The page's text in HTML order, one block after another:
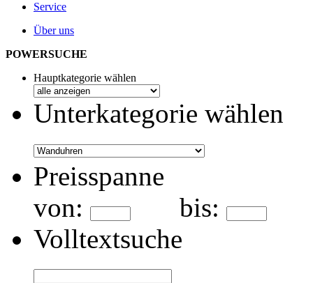
Service
Über uns
POWERSUCHE
Hauptkategorie wählen
Unterkategorie wählen
Preisspanne
von:
bis:
Volltextsuche